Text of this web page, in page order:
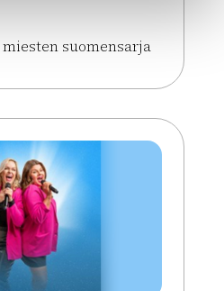
suomensarja
Jokioisten Koetus –